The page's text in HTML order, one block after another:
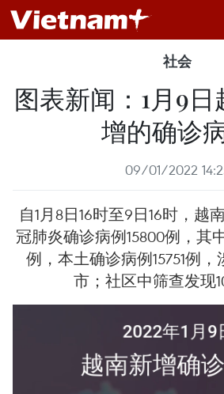
社会
图表新闻：1月9
增的确诊
09/01/2022
自1月8日16时至9日16时，越
冠肺炎确诊病例15800例，其
例，本土确诊病例15751例
市；社区中筛查发现